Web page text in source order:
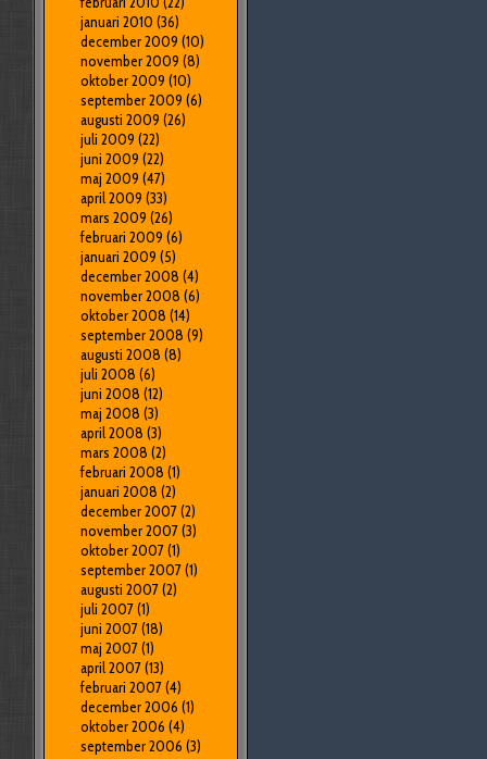
januari 2010 (36)
december 2009 (10)
november 2009 (8)
oktober 2009 (10)
september 2009 (6)
augusti 2009 (26)
juli 2009 (22)
juni 2009 (22)
maj 2009 (47)
april 2009 (33)
mars 2009 (26)
februari 2009 (6)
januari 2009 (5)
december 2008 (4)
november 2008 (6)
oktober 2008 (14)
september 2008 (9)
augusti 2008 (8)
juli 2008 (6)
juni 2008 (12)
maj 2008 (3)
april 2008 (3)
mars 2008 (2)
februari 2008 (1)
januari 2008 (2)
december 2007(2)
november 2007(3)
oktober 2007(1)
september 2007(1)
augusti 2007(2)
juli 2007(1)
juni 2007(18)
maj 2007(1)
april 2007(13)
februari 2007(4)
december 2006 (1)
oktober 2006 (4)
september 2006 (3)